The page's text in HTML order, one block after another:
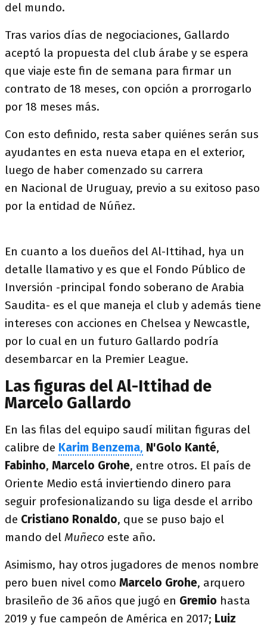
del mundo.
Tras varios días de negociaciones, Gallardo
aceptó la propuesta del club árabe y se espera
que viaje este fin de semana para firmar un
contrato de 18 meses, con opción a prorrogarlo
por 18 meses más.
Con esto definido, resta saber quiénes serán sus
ayudantes en esta nueva etapa en el exterior,
luego de haber comenzado su carrera
en Nacional de Uruguay, previo a su exitoso paso
por la entidad de Núñez.
En cuanto a los dueños del Al-Ittihad, hya un
detalle llamativo y es que el Fondo Público de
Inversión -principal fondo soberano de Arabia
Saudita- es el que maneja el club y además tiene
intereses con acciones en Chelsea y Newcastle,
por lo cual en un futuro Gallardo podría
desembarcar en la Premier League.
Las figuras del Al-Ittihad de
Marcelo Gallardo
En las filas del equipo saudí militan figuras del
calibre de Karim Benzema, N'Golo Kanté,
Fabinho, Marcelo Grohe, entre otros. El país de
Oriente Medio está inviertiendo dinero para
seguir profesionalizando su liga desde el arribo
de Cristiano Ronaldo, que se puso bajo el
mando del Muñeco este año.
Asimismo, hay otros jugadores de menos nombre
pero buen nivel como Marcelo Grohe, arquero
brasileño de 36 años que jugó en Gremio hasta
2019 y fue campeón de América en 2017; Luiz